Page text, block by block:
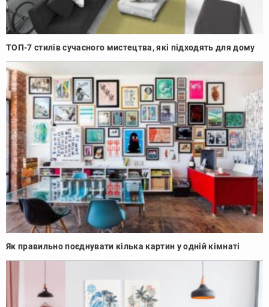
ТОП-7 стилів сучасного мистецтва, які підходять для дому
Як правильно поєднувати кілька картин у одній кімнаті